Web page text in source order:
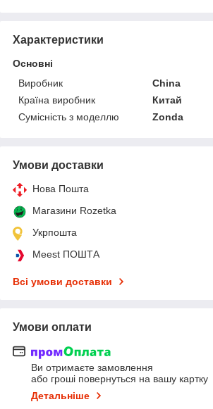
Характеристики
Основні
Виробник
China
Країна виробник
Китай
Сумісність з моделлю
Zonda
Умови доставки
Нова Пошта
Магазини Rozetka
Укрпошта
Meest ПОШТА
Всі умови доставки
Умови оплати
Ви отримаєте замовлення
або гроші повернуться на вашу картку
Детальніше